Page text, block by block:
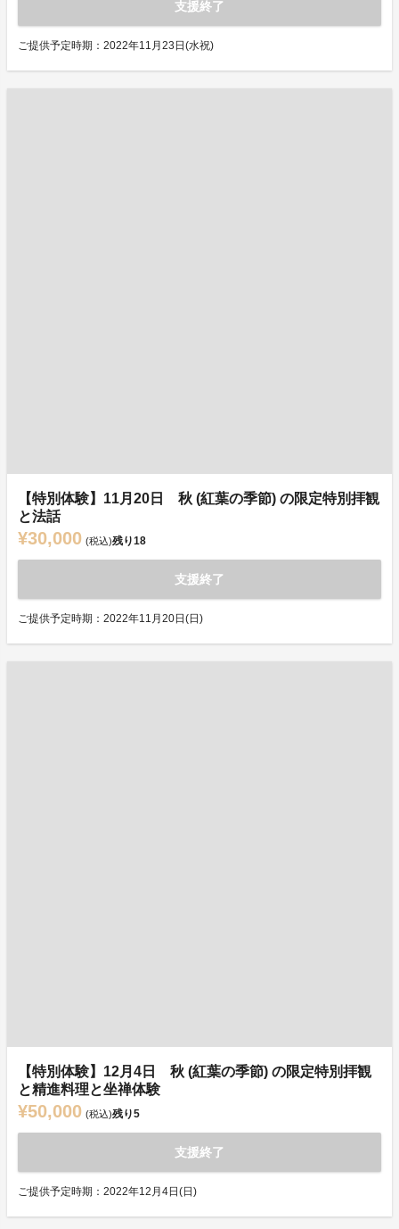
支援終了
ご提供予定時期：2022年11月23日(水祝)
【特別体験】11月20日 秋 (紅葉の季節) の限定特別拝観
と法話
¥30,000 (税込)残り18
支援終了
ご提供予定時期：2022年11月20日(日)
【特別体験】12月4日 秋 (紅葉の季節) の限定特別拝観
と精進料理と坐禅体験
¥50,000 (税込)残り5
支援終了
ご提供予定時期：2022年12月4日(日)